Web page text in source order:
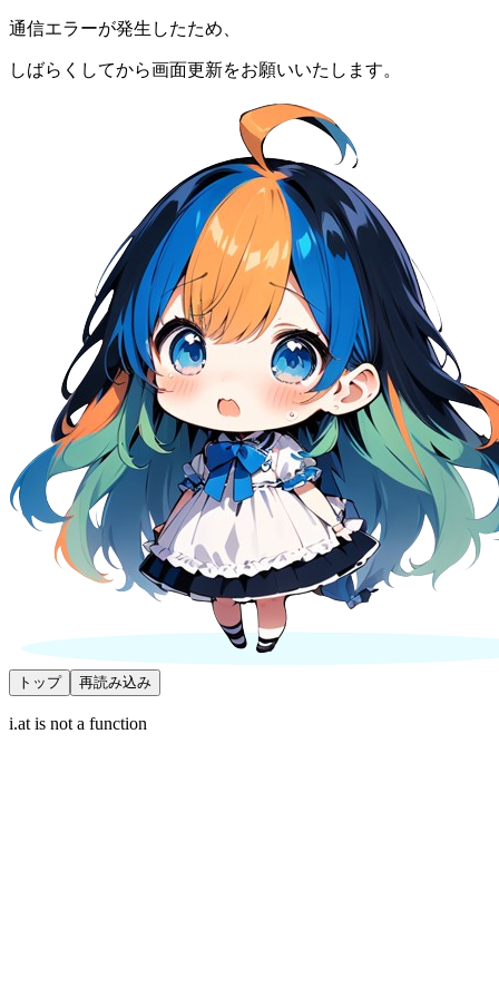
通信エラーが発生したため、
しばらくしてから画面更新をお願いいたします。
トップ 再読み込み
i.at is not a function